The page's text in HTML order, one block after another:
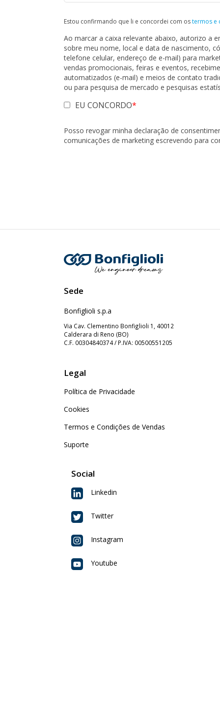
Estou confirmando que li e concordei com ostermos e
Ao marcar a caixa relevante abaixo, autorizo a
sobre meu nome, local e data de nascimento,
telefone celular, endereço de e-mail) para
vendas promocionais, feiras e eventos,
automatizados (e-mail) e meios de contato
ou para pesquisa de mercado e pesquisas
EU CONCORDO
Posso revogar minha declaração de
comunicações de marketing escrevendo para
Sede
Bonfiglioli s.p.a
Via Cav. Clementino Bonfiglioli 1, 40012
Calderara di Reno (BO)
C.F. 00304840374 / P.IVA: 00500551205
Legal
Política de Privacidade
Cookies
Termos e Condições de Vendas
Suporte
Social
Linkedin
Twitter
Instagram
Youtube